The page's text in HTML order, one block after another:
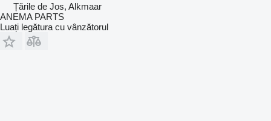
Țările de Jos, Alkmaar
ANEMA PARTS
Luați legătura cu vânzătorul